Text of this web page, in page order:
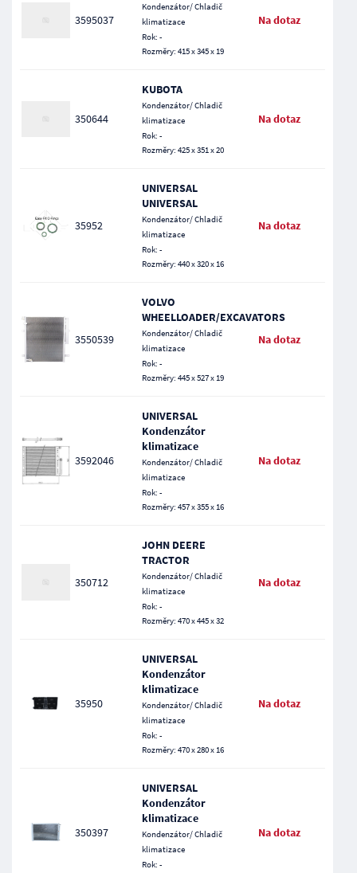
3595037
Kondenzátor/ Chladič
klimatizace
Rok: -
Rozměry: 415 x 345 x 19
Na dotaz
350644
KUBOTA
Kondenzátor/ Chladič
klimatizace
Rok: -
Rozměry: 425 x 351 x 20
Na dotaz
35952
UNIVERSAL
UNIVERSAL
Kondenzátor/ Chladič
klimatizace
Rok: -
Rozměry: 440 x 320 x 16
Na dotaz
3550539
VOLVO
WHEELLOADER/EXCAVATORS
Kondenzátor/ Chladič
klimatizace
Rok: -
Rozměry: 445 x 527 x 19
Na dotaz
3592046
UNIVERSAL
Kondenzátor
klimatizace
Kondenzátor/ Chladič
klimatizace
Rok: -
Rozměry: 457 x 355 x 16
Na dotaz
350712
JOHN DEERE
TRACTOR
Kondenzátor/ Chladič
klimatizace
Rok: -
Rozměry: 470 x 445 x 32
Na dotaz
35950
UNIVERSAL
Kondenzátor
klimatizace
Kondenzátor/ Chladič
klimatizace
Rok: -
Rozměry: 470 x 280 x 16
Na dotaz
350397
UNIVERSAL
Kondenzátor
klimatizace
Kondenzátor/ Chladič
klimatizace
Rok: -
Na dotaz